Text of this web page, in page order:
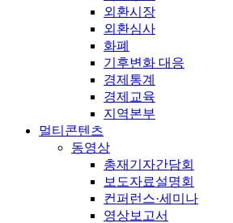
외환시장
외환심사
화폐
기후변화 대응
경제통계
경제교육
지역본부
멀티콘텐츠
동영상
총재기자간담회
보도자료설명회
컨퍼런스·세미나
영상보고서